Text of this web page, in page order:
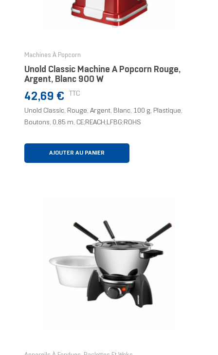
Machines À Popcorn
Unold Classic Machine À Popcorn Rouge,
Argent, Blanc 900 W
Prix
42,69 € TTC
Unold Classic, Rouge, Argent, Blanc, 100 g, Plastique,
Boutons, 0,85 m, CE;REACH;LFBG;ROHS
AJOUTER AU PANIER